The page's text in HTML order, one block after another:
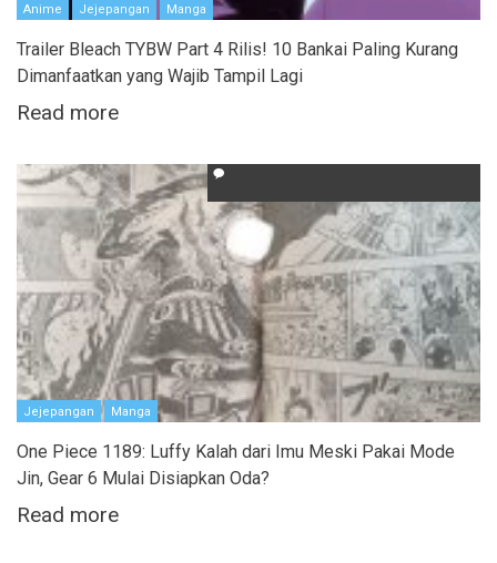
Anime Jejepangan Manga
Trailer Bleach TYBW Part 4 Rilis! 10 Bankai Paling Kurang
Dimanfaatkan yang Wajib Tampil Lagi
Read more
Jejepangan Manga
One Piece 1189: Luffy Kalah dari Imu Meski Pakai Mode
Jin, Gear 6 Mulai Disiapkan Oda?
Read more